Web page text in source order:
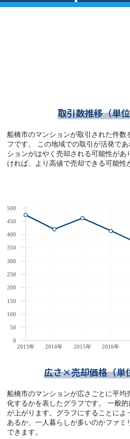
取引数推移（単
船橋市のマンションが取引された件数
フです。 この地域での取引が活発で
ションがはやく売却される可能性があ
ければ、より高値で売却できる可能性
広さ×売却価格（単
船橋市のマンションが広さごとに平均
化するかを表したグラフです。 一般
が上がります。グラフにすることによ
あるか、一人暮らしが多いのかファミ
できます。